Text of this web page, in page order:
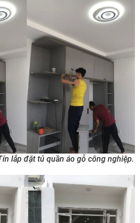
lắp đặt tủ quần áo gỗ công nghiệp.